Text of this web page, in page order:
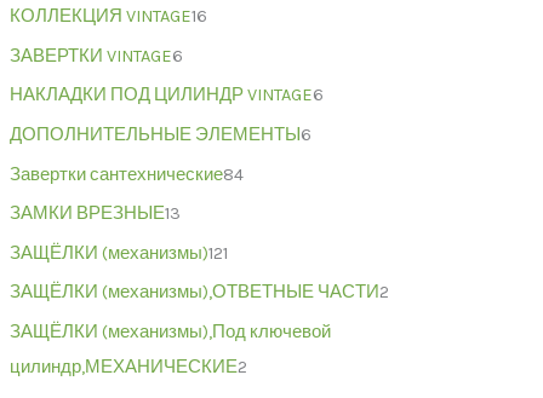
КОЛЛЕКЦИЯ VINTAGE16
ЗАВЕРТКИ VINTAGE6
НАКЛАДКИ ПОД ЦИЛИНДР VINTAGE6
ДОПОЛНИТЕЛЬНЫЕ ЭЛЕМЕНТЫ 6
Завертки сантехнические84
ЗАМКИ ВРЕЗНЫЕ13
ЗАЩЁЛКИ (механизмы)121
ЗАЩЁЛКИ (механизмы),ОТВЕТНЫЕ ЧАСТИ2
ЗАЩЁЛКИ (механизмы),Под ключевой
цилиндр,МЕХАНИЧЕСКИЕ2